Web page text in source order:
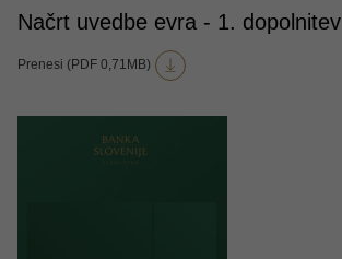
Načrt uvedbe evra - 1. dopolnitev
Prenesi (PDF 0,71MB)